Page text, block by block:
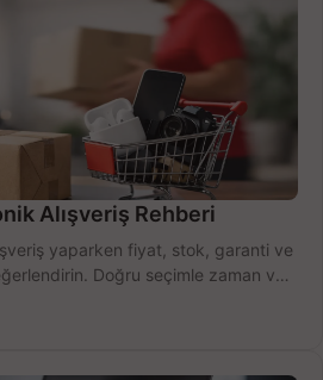
Alışveriş Rehberi
yaparken fiyat, stok, garanti ve
Doğru seçimle zaman ve